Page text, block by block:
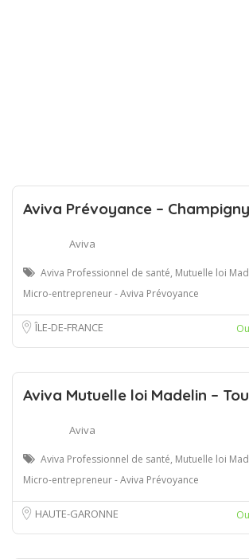
Aviva Prévoyance –
Aviva
Aviva Professionnel de santé, Mutuelle loi
Micro-entrepreneur - Aviva Prévoyance
ÎLE-DE-FRANCE
Aviva Mutuelle loi Madelin –
Aviva
Aviva Professionnel de santé, Mutuelle loi
Micro-entrepreneur - Aviva Prévoyance
HAUTE-GARONNE